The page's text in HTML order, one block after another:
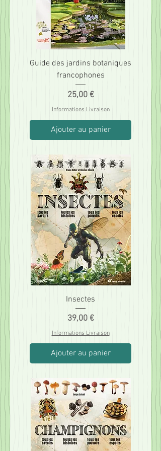
Guide des jardins botaniques
francophones
Prix
25,00 €
Informations Livraison
Ajouter au panier
Insectes
Prix
39,00 €
Informations Livraison
Ajouter au panier